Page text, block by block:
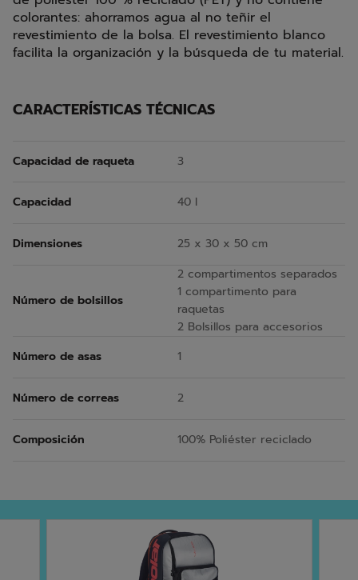
colorantes: ahorramos agua al no teñir el
revestimiento de la bolsa. El revestimiento blanco
facilita la organización y la búsqueda de tu material.
CARACTERÍSTICAS TÉCNICAS
Capacidad de raqueta 3
Capacidad 40 l
Dimensiones 25 x 30 x 50 cm
Número de bolsillos
2 compartimentos separados
1 compartimento para
raquetas
2 Bolsillos para accesorios
Número de asas
1
Número de correas 2
Composición 100% Poliéster reciclado